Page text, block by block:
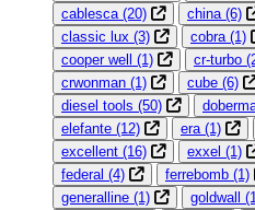
cablesca (20) china (6)
classic lux (3) cobra (1)
cooper well (1) cr-turbo
crwonman (1) cube (6)
diesel tools (50)
elefante (12) era (1)
excellent (16) exxel (1)
federal (4) ferrebomb (1)
generalline (1) goldwall